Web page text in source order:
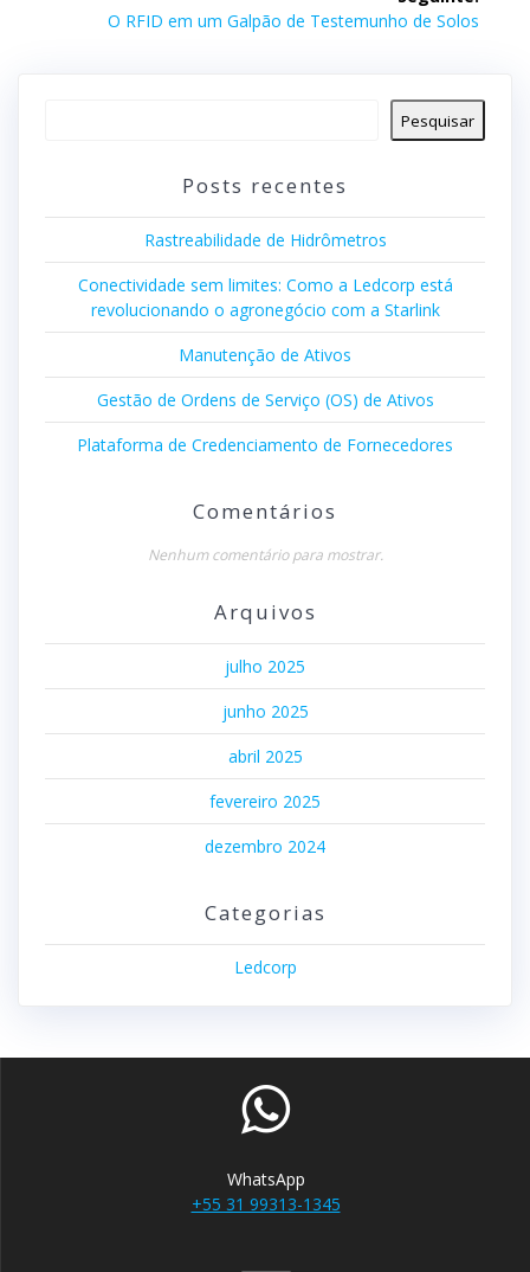
Post
O RFID em um Galpão de Testemunho de Solos
Pesquisar
Posts recentes
Rastreabilidade de Hidrômetros
Conectividade sem limites: Como a Ledcorp está
revolucionando o agronegócio com a Starlink
Manutenção de Ativos
Gestão de Ordens de Serviço (OS) de Ativos
Plataforma de Credenciamento de Fornecedores
Comentários
Nenhum comentário para mostrar.
Arquivos
julho 2025
junho 2025
abril 2025
fevereiro 2025
dezembro 2024
Categorias
Ledcorp
WhatsApp
+55 31 99313-1345